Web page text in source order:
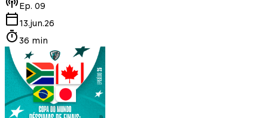
Ep. 09
13.jun.26
36 min